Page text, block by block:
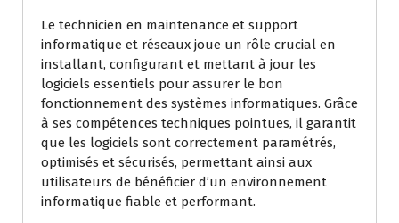
Le technicien en maintenance et support
informatique et réseaux joue un rôle crucial en
installant, configurant et mettant à jour les
logiciels essentiels pour assurer le bon
fonctionnement des systèmes informatiques. Grâce
à ses compétences techniques pointues, il garantit
que les logiciels sont correctement paramétrés,
optimisés et sécurisés, permettant ainsi aux
utilisateurs de bénéficier d’un environnement
informatique fiable et performant.